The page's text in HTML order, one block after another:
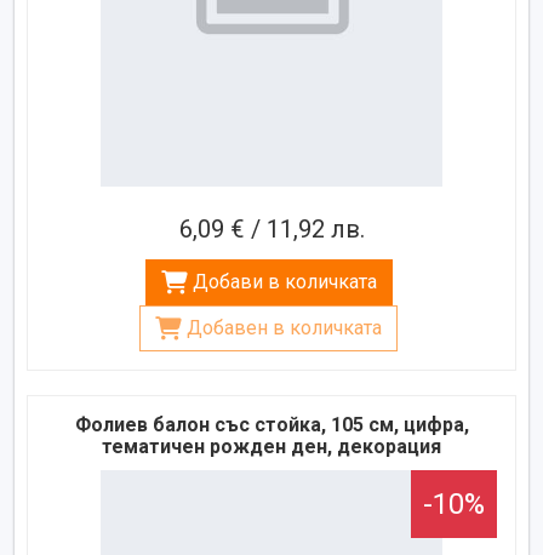
6,09 € / 11,92 лв.
Добави в количката
Добавен в количката
Фолиев балон със стойка, 105 см, цифра,
тематичен рожден ден, декорация
-10%